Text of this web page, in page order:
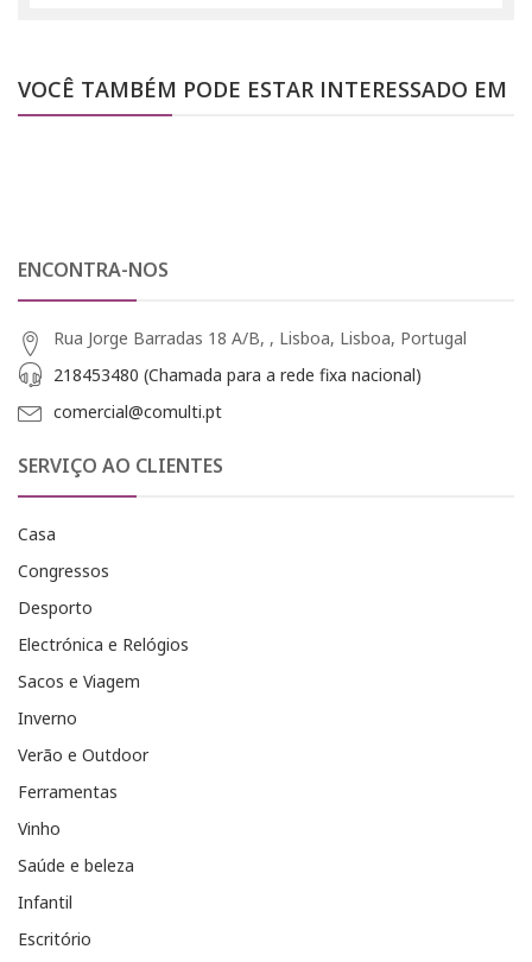
VOCÊ TAMBÉM PODE ESTAR INTERESSADO EM
ENCONTRA-NOS
Rua Jorge Barradas 18 A/B, , Lisboa, Lisboa, Portugal
218453480 (Chamada para a rede fixa nacional)
comercial@comulti.pt
SERVIÇO AO CLIENTES
Casa
Congressos
Desporto
Electrónica e Relógios
Sacos e Viagem
Inverno
Verão e Outdoor
Ferramentas
Vinho
Saúde e beleza
Infantil
Escritório